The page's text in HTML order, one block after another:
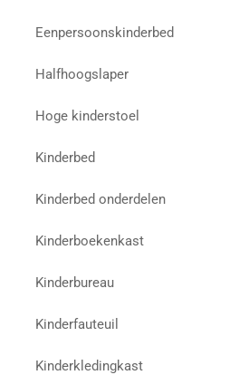
Eenpersoonskinderbed
Halfhoogslaper
Hoge kinderstoel
Kinderbed
Kinderbed onderdelen
Kinderboekenkast
Kinderbureau
Kinderfauteuil
Kinderkledingkast